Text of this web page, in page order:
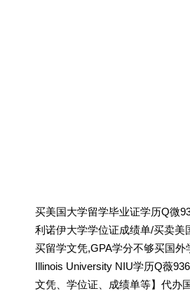
买美国大学留学毕业证学历Q微
利诺伊大学学位证成绩单/买卖美
买留学文凭,GPA学分不够买国外
Illinois University NIU学历Q薇
文凭、学位证、成绩单等】代办